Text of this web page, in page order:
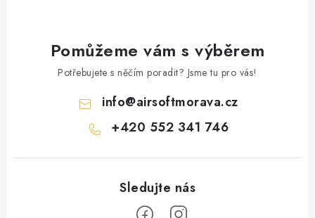
Pomůžeme vám s výběrem
Potřebujete s něčím poradit? Jsme tu pro vás!
info@airsoftmorava.cz
+420 552 341 746